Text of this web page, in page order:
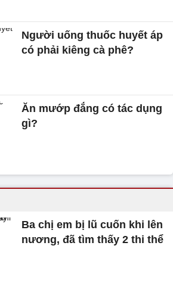
Người uống thuốc huyết áp
có phải kiêng cà phê?
Ăn mướp đắng có tác dụng
gì?
Ba chị em bị lũ cuốn khi lên
nương, đã tìm thấy 2 thi thể